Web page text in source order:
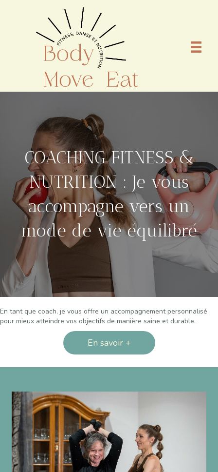
COACHING FITNESS &
NUTRITION : Je vous
accompagne vers un
mode de vie équilibré
En tant que coach, je vous offre un accompagnement personnalisé
pour mieux atteindre vos objectifs de manière saine et durable.
En savoir +